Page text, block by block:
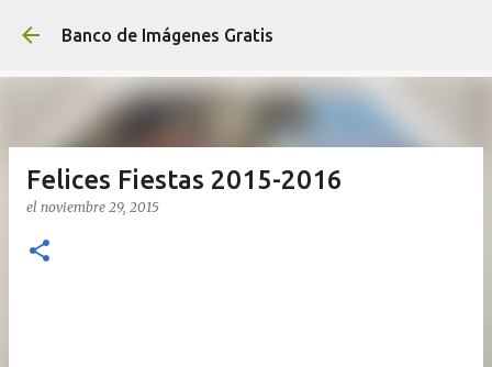
Ir al contenido principal
Banco de Imágenes Gratis
Felices Fiestas 2015-2016
el noviembre 29, 2015